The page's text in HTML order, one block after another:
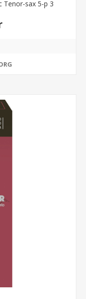
Tenor-sax 5-p 3